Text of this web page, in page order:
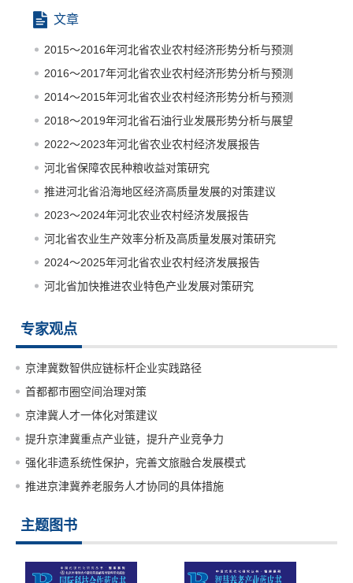
文章
2015～2016年河北省农业农村经济形势分析与预测
2016～2017年河北省农业农村经济形势分析与预测
2014～2015年河北省农业农村经济形势分析与预测
2018～2019年河北省石油行业发展形势分析与展望
2022～2023年河北省农业农村经济发展报告
河北省保障农民种粮收益对策研究
推进河北省沿海地区经济高质量发展的对策建议
2023～2024年河北农业农村经济发展报告
河北省农业生产效率分析及高质量发展对策研究
2024～2025年河北省农业农村经济发展报告
河北省加快推进农业特色产业发展对策研究
专家观点
京津冀数智供应链标杆企业实践路径
首都都市圈空间治理对策
京津冀人才一体化对策建议
提升京津冀重点产业链，提升产业竞争力
强化非遗系统性保护，完善文旅融合发展模式
推进京津冀养老服务人才协同的具体措施
主题图书